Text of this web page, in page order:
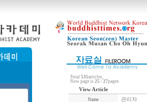
Total 535articles,
Now page is 25 / 27pages
View Article
Name 관리자